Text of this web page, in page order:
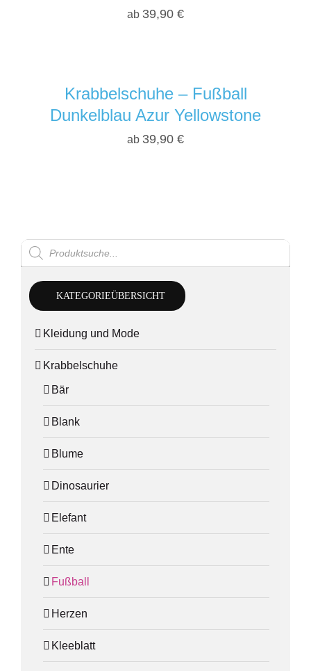
ab 39,90 €
Krabbelschuhe – Fußball
Dunkelblau Azur Yellowstone
ab 39,90 €
Products
search
KATEGORIEÜBERSICHT
Kleidung und Mode
Krabbelschuhe
Bär
Blank
Blume
Dinosaurier
Elefant
Ente
Fußball
Herzen
Kleeblatt